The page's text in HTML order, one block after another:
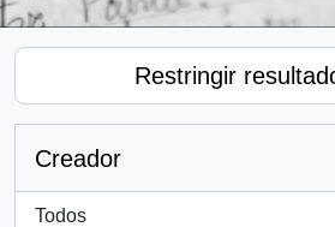
Restringir
Creador
Todos